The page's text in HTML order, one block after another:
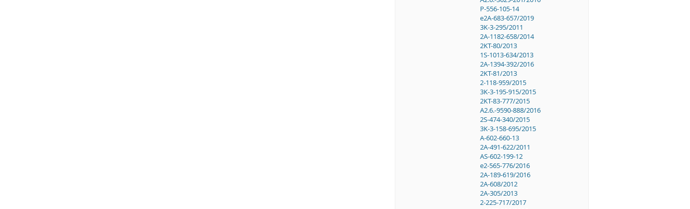
P-556-105-14
e2A-683-657/2019
3K-3-295/2011
2A-1182-658/2014
2KT-80/2013
1S-1013-634/2013
2A-1394-392/2016
2KT-81/2013
2-118-959/2015
3K-3-195-915/2015
2KT-83-777/2015
A2.6.-9590-888/2016
2S-474-340/2015
3K-3-158-695/2015
A-602-660-13
2A-491-622/2011
AS-602-199-12
e2-565-776/2016
2A-189-619/2016
2A-608/2012
2A-305/2013
2-225-717/2017